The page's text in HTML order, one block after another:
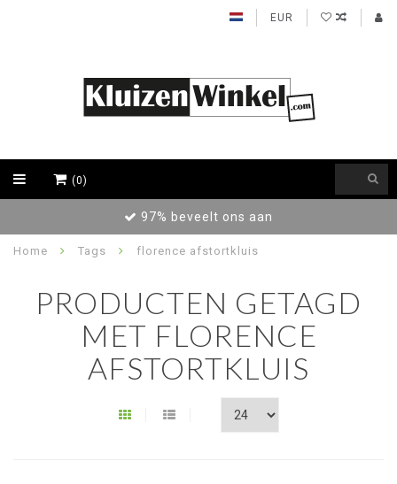
EUR
(0)
97% beveelt ons aan
Home Tags florence afstortkluis
PRODUCTEN GETAGD
MET FLORENCE
AFSTORTKLUIS